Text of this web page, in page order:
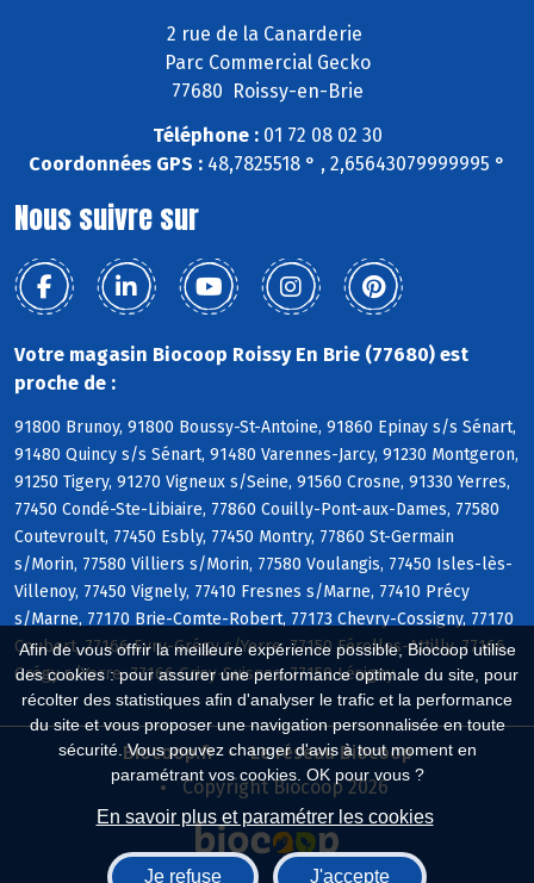
Afin de vous offrir la meilleure expérience possible, Biocoop utilise
des cookies : pour assurer une performance optimale du site, pour
récolter des statistiques afin d'analyser le trafic et la performance
du site et vous proposer une navigation personnalisée en toute
sécurité. Vous pouvez changer d'avis à tout moment en
paramétrant vos cookies. OK pour vous ?
En savoir plus et paramétrer les cookies
Je refuse J'accepte
2 rue de la Canarderie
Parc Commercial Gecko
77680 Roissy-en-Brie
Téléphone :01 72 08 02 30
Coordonnées GPS : 48,7825518 ° , 2,65643079999995 °
Nous suivre sur
Votre magasin Biocoop Roissy En Brie (77680) est
proche de :
91800 Brunoy, 91800 Boussy-St-Antoine, 91860 Epinay s/s Sénart,
91480 Quincy s/s Sénart, 91480 Varennes-Jarcy, 91230 Montgeron,
91250 Tigery, 91270 Vigneux s/Seine, 91560 Crosne, 91330 Yerres,
77450 Condé-Ste-Libiaire, 77860 Couilly-Pont-aux-Dames, 77580
Coutevroult, 77450 Esbly, 77450 Montry, 77860 St-Germain
s/Morin, 77580 Villiers s/Morin, 77580 Voulangis, 77450 Isles-lès-
Villenoy, 77450 Vignely, 77410 Fresnes s/Marne, 77410 Précy
s/Marne, 77170 Brie-Comte-Robert, 77173 Chevry-Cossigny, 77170
Coubert, 77166 Evry-Grégy s/Yerre, 77150 Férolles-Attilly, 77166
Grégy s/Yerre, 77166 Grisy-Suisnes, 77150 Lésigny
Biocoop.fr
Le réseau Biocoop
Copyright Biocoop 2026